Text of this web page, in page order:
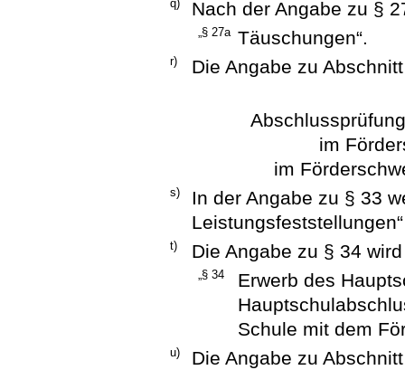
q) Nach der Angabe zu §
„§ 27a Täuschungen“.
r) Die Angabe zu
im
im
s)
In der Angabe zu § 33
t) Die Angabe zu § 34
„§ 34
Erwerb des
Schule mit dem
u) Die Angabe zu